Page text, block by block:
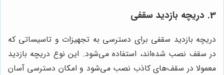
3. دریچه بازدید سقفی
دریچه بازدید سقفی برای دسترسی به تجهیزات و تاسیساتی که
در سقف نصب شده‌اند، استفاده می‌شود. این نوع دریچه بازدید
معمولا در سقف‌های کاذب نصب می‌شود و امکان دسترسی آسان